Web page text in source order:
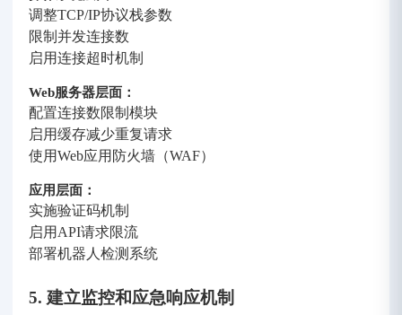
调整TCP/IP协议栈参数
限制并发连接数
启用连接超时机制
Web服务器层面：
配置连接数限制模块
启用缓存减少重复请求
使用Web应用防火墙（WAF）
应用层面：
实施验证码机制
启用API请求限流
部署机器人检测系统
5. 建立监控和应急响应机制